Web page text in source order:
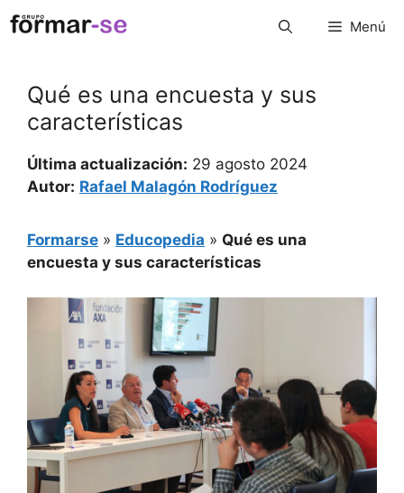
Saltar
al
Menú
Qué es una encuesta y sus
características
Última actualización: 29 agosto 2024
Autor: Rafael Malagón Rodríguez
Formarse » Educopedia » Qué es una
encuesta y sus características